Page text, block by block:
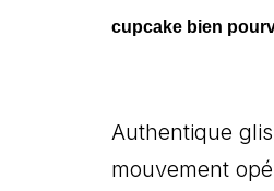
cupcake bien
Authentique
mouvement